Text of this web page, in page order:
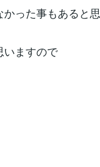
った事もあると思
いますので